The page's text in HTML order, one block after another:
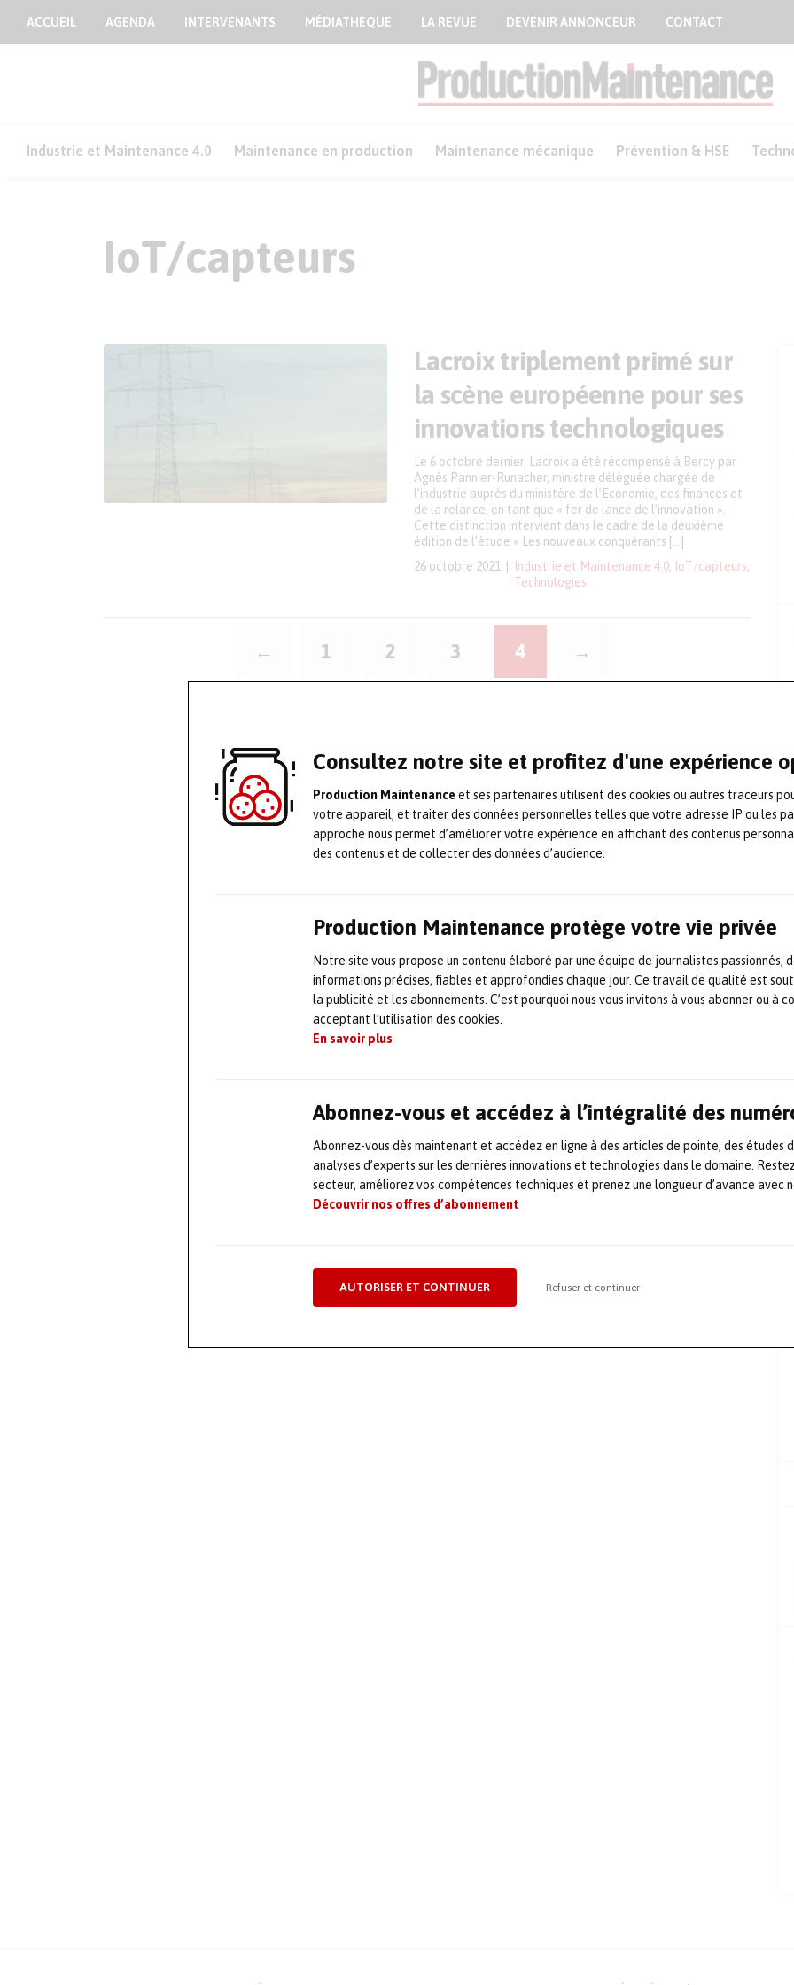
Consultez notre site et profitez d'une expérience
Production Maintenanceet ses partenaires utilisent des cookies ou autres traceurs
votre appareil, et traiter des données personnelles telles que votre adresse IP ou les
approche nous permet d’améliorer votre expérience en affichant des contenus
des contenus et de collecter des données d’audience.
Production Maintenance protège votre vie privée
Notre site vous propose un contenu élaboré par une équipe de journalistes passionnés,
informations précises, fiables et approfondies chaque jour. Ce travail de qualité est
la publicité et les abonnements. C’est pourquoi nous vous invitons à vous abonner ou à
acceptant l’utilisation des cookies.
En savoir plus
Abonnez-vous et accédez à l’intégralité des
Abonnez-vous dès maintenant et accédez en ligne à des articles de pointe, des études
analyses d’experts sur les dernières innovations et technologies dans le domaine.
secteur, améliorez vos compétences techniques et prenez une longueur d’avance avec
Découvrir nos offres d’abonnement
AUTORISER ET CONTINUER Refuser et continuer
ACCUEIL AGENDA INTERVENANTS MÉDIATHÈQUE LA REVUE DEVENIR ANNONCEUR CONTACT
Industrie et Maintenance 4.0 Maintenance en production Maintenance mécanique Prévention & HSE
IoT/capteurs
Lacroix triplement primé sur
la scène européenne pour ses
innovations technologiques
26 octobre 2021 Industrie et Maintenance 4.0 IoT/capteurs
Technologies
Le 6 octobre dernier, Lacroix a été récompensé à Bercy par
Agnès Pannier-Runacher, ministre déléguée chargée de
l’industrie auprès du ministère de l’Economie, des finances et
de la relance, en tant que « fer de lance de l’innovation ».
Cette distinction intervient dans le cadre de la deuxième
édition de l’étude « Les nouveaux conquérants […]
publications
← 1 2 3 4 →